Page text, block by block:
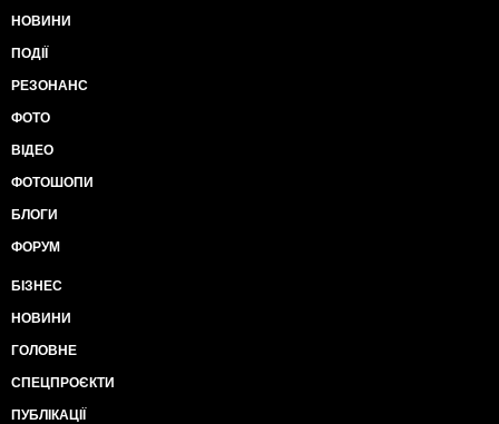
НОВИНИ
ПОДІЇ
РЕЗОНАНС
ФОТО
ВІДЕО
ФОТОШОПИ
БЛОГИ
ФОРУМ
БІЗНЕС
НОВИНИ
ГОЛОВНЕ
СПЕЦПРОЄКТИ
ПУБЛІКАЦІЇ